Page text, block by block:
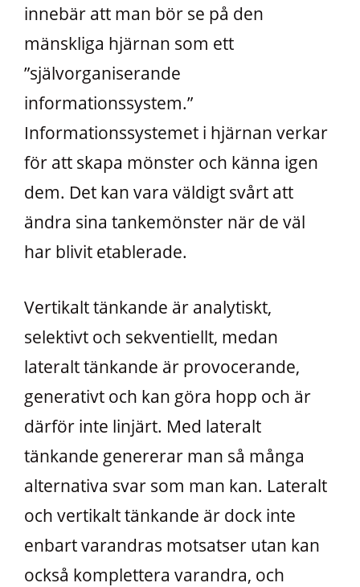
innebär att man bör se på den
mänskliga hjärnan som ett
”självorganiserande
informationssystem.”
Informationssystemet i hjärnan verkar
för att skapa mönster och känna igen
dem. Det kan vara väldigt svårt att
ändra sina tankemönster när de väl
har blivit etablerade.
Vertikalt tänkande är analytiskt,
selektivt och sekventiellt, medan
lateralt tänkande är provocerande,
generativt och kan göra hopp och är
därför inte linjärt. Med lateralt
tänkande genererar man så många
alternativa svar som man kan. Lateralt
och vertikalt tänkande är dock inte
enbart varandras motsatser utan kan
också komplettera varandra, och